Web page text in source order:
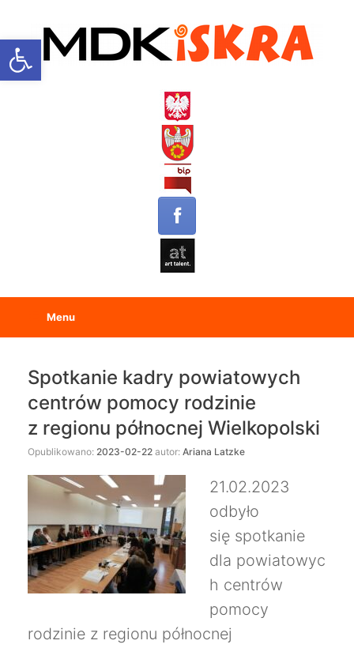
Open toolbar
Menu
Spotkanie kadry powiatowych
centrów pomocy rodzinie
z regionu północnej Wielkopolski
Opublikowano: 2023-02-22 autor: Ariana Latzke
21.02.2023
odbyło
się spotkanie
dla powiatowyc
h centrów
pomocy
rodzinie z regionu północnej